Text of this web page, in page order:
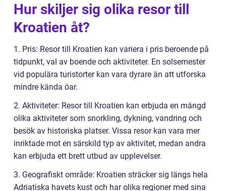
Hur skiljer sig olika resor till
Kroatien åt?
1. Pris: Resor till Kroatien kan variera i pris beroende på
tidpunkt, val av boende och aktiviteter. En solsemester
vid populära turistorter kan vara dyrare än att utforska
mindre kända öar.
2. Aktiviteter: Resor till Kroatien kan erbjuda en mängd
olika aktiviteter som snorkling, dykning, vandring och
besök av historiska platser. Vissa resor kan vara mer
inriktade mot en särskild typ av aktivitet, medan andra
kan erbjuda ett brett utbud av upplevelser.
3. Geografiskt område: Kroatien sträcker sig längs hela
Adriatiska havets kust och har olika regioner med sina